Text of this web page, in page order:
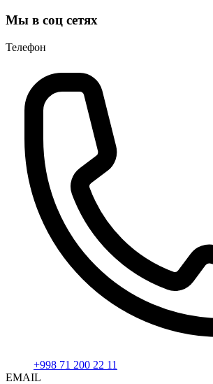
Мы в соц сетях
Телефон
+998 71 200 22 11
EMAIL